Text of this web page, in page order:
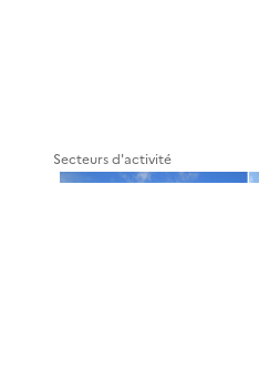
Secteurs d'activité